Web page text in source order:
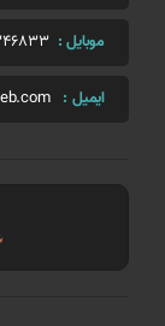
موبایل :
ایمیل :